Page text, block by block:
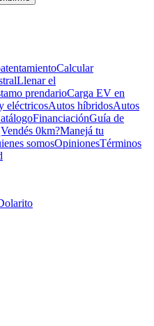
Calcular
Llenar el
prendarioCarga EV en
eléctricosAutos híbridosAutos
FinanciaciónGuía de
0km?Manejá tu
somosOpinionesTérminos